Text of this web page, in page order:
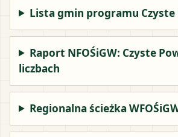
Lista gmin programu
Raport NFOŚiGW: Czyste
liczbach
Regionalna ścieżka